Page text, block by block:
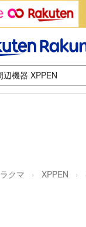
ラクマ XPPEN